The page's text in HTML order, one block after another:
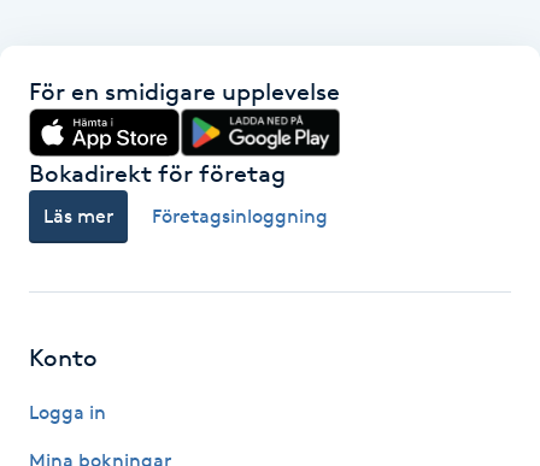
Herrklippning
HIFU
Hot yoga
För en smidigare upplevelse
Bokadirekt för företag
Läs mer Företagsinloggning
Konto
Logga in
Mina bokningar